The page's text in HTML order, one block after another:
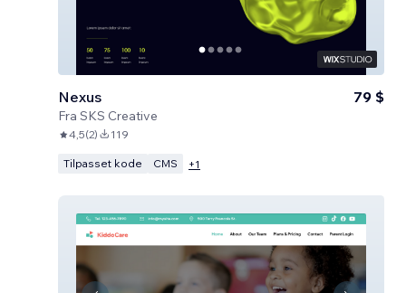
Nexus
Fra SKS Creative
79 $
4,5(2) 119
Tilpasset kode CMS +1